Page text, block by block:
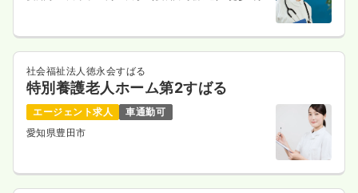
社会福祉法人徳永会すばる
特別養護老人ホーム第2すばる
エージェント求人
車通勤可
愛知県豊田市